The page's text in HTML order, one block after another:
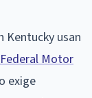
Kentucky usan
Federal Motor
exige